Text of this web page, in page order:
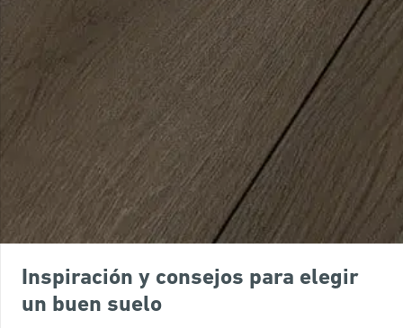
Inspiración y consejos para elegir
un buen suelo